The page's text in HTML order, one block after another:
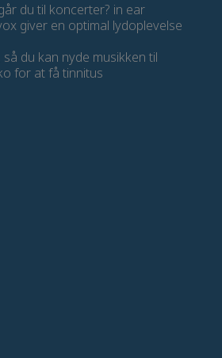
du til koncerter? in ear
giver en optimal lydoplevelse
du kan nyde musikken til
for at få tinnitus